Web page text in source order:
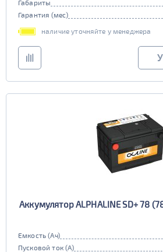
Габариты
Гарантия (мес)
наличие уточняйте у менеджера
Аккумулятор ALPHALINE SD+ 78
Емкость (Ач)
Пусковой ток (А)